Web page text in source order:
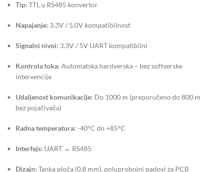
Tip: TTL u RS485 konvertor
Napajanje: 3.3V / 5.0V kompatibilnost
Signalni nivoi: 3.3V / 5V UART kompatibilni
Kontrola toka: Automatska hardverska – bez softverske
intervencije
Udaljenost komunikacije: Do 1000 m (preporučeno do 800 m
bez pojačivača)
Radna temperatura: -40°C do +85°C
Interfejs: UART ↔ RS485
Dizajn: Tanka ploča (0.8 mm), poluprobojni padovi za PCB